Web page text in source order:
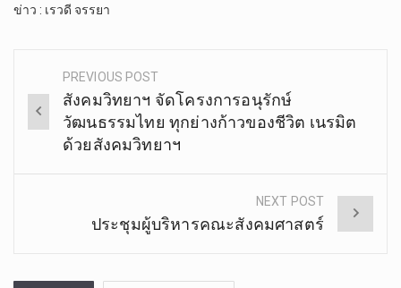
ข่าว : เรวดี จรรยา
Post
navigation
PREVIOUS POST
สังคมวิทยาฯ จัดโครงการอนุรักษ์
วัฒนธรรมไทย ทุกย่างก้าวของชีวิต เนรมิต
ด้วยสังคมวิทยาฯ
NEXT POST
ประชุมผู้บริหารคณะสังคมศาสตร์